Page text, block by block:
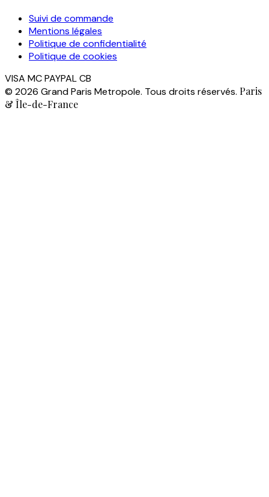
Suivi de commande
Mentions légales
Politique de confidentialité
Politique de cookies
VISA MCPAYPALCB
© 2026 Grand Paris Metropole. Tous droits réservés. Paris
& Île-de-France